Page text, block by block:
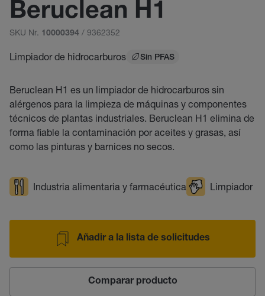
Beruclean H1
SKU Nr. 10000394 / 9362352
Limpiador de hidrocarburos Sin PFAS
Beruclean H1 es un limpiador de hidrocarburos sin
alérgenos para la limpieza de máquinas y componentes
técnicos de plantas industriales. Beruclean H1 elimina de
forma fiable la contaminación por aceites y grasas, así
como las pinturas y barnices no secos.
Industria alimentaria y farmacéutica Limpiador
Añadir a la lista de solicitudes
Comparar producto